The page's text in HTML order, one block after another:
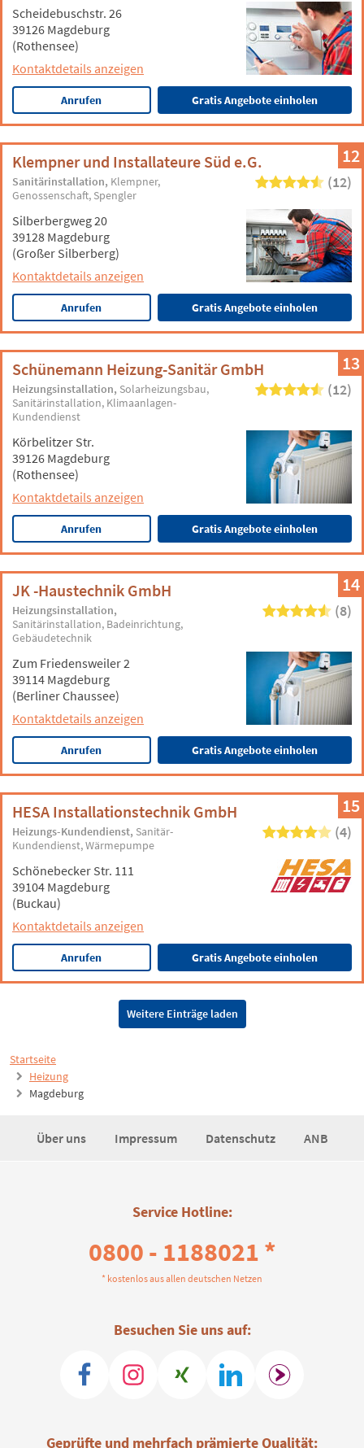
Startseite
Heizung
Magdeburg
Scheidebuschstr. 26
39126 Magdeburg
(Rothensee)
Kontaktdetails anzeigen
Anrufen Gratis Angebote einholen
12
Klempner und Installateure Süd e.G.
Sanitärinstallation Klempner
Genossenschaft Spengler
(12)
Silberbergweg 20
39128 Magdeburg
(Großer Silberberg)
Kontaktdetails anzeigen
Anrufen Gratis Angebote einholen
13
Schünemann Heizung-Sanitär GmbH
Heizungsinstallation Solarheizungsbau
Sanitärinstallation Klimaanlagen-
Kundendienst
(12)
Körbelitzer Str.
39126 Magdeburg
(Rothensee)
Kontaktdetails anzeigen
Anrufen Gratis Angebote einholen
14
JK -Haustechnik GmbH
Heizungsinstallation
Sanitärinstallation Badeinrichtung
Gebäudetechnik
(8)
Zum Friedensweiler 2
39114 Magdeburg
(Berliner Chaussee)
Kontaktdetails anzeigen
Anrufen Gratis Angebote einholen
15
HESA Installationstechnik GmbH
Heizungs-Kundendienst Sanitär-
Kundendienst Wärmepumpe
(4)
Schönebecker Str. 111
39104 Magdeburg
(Buckau)
Kontaktdetails anzeigen
Anrufen Gratis Angebote einholen
Weitere Einträge laden
Über uns Impressum Datenschutz ANB
Service Hotline:
0800 - 1188021 *
* kostenlos aus allen deutschen Netzen
Besuchen Sie uns auf:
Geprüfte und mehrfach prämierte Qualität: